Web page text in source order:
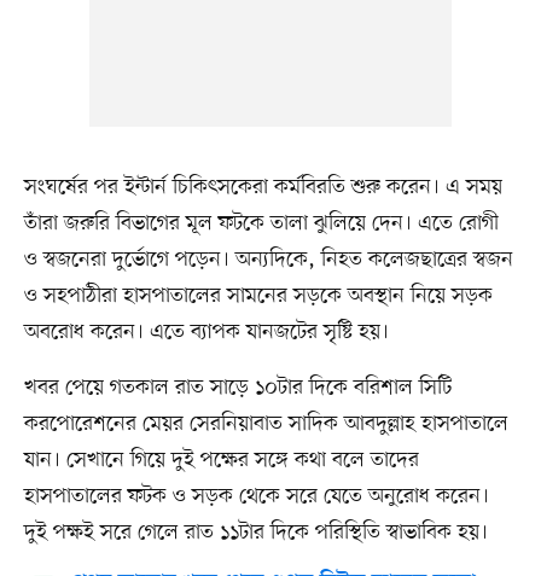
সংঘর্ষের পর ইন্টার্ন চিকিৎসকেরা কর্মবিরতি শুরু করেন। এ সময়
তাঁরা জরুরি বিভাগের মূল ফটকে তালা ঝুলিয়ে দেন। এতে রোগী
ও স্বজনেরা দুর্ভোগে পড়েন। অন্যদিকে, নিহত কলেজছাত্রের স্বজন
ও সহপাঠীরা হাসপাতালের সামনের সড়কে অবস্থান নিয়ে সড়ক
অবরোধ করেন। এতে ব্যাপক যানজটের সৃষ্টি হয়।
খবর পেয়ে গতকাল রাত সাড়ে ১০টার দিকে বরিশাল সিটি
করপোরেশনের মেয়র সেরনিয়াবাত সাদিক আবদুল্লাহ হাসপাতালে
যান। সেখানে গিয়ে দুই পক্ষের সঙ্গে কথা বলে তাদের
হাসপাতালের ফটক ও সড়ক থেকে সরে যেতে অনুরোধ করেন।
দুই পক্ষই সরে গেলে রাত ১১টার দিকে পরিস্থিতি স্বাভাবিক হয়।